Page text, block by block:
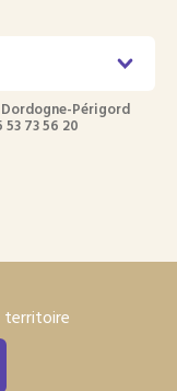
Dordogne-Périgord
73 56 20
territoire